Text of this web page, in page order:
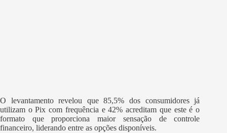
O levantamento revelou que 85,5% dos consumidores já
utilizam o Pix com frequência e 42% acreditam que este é o
formato que proporciona maior sensação de controle
financeiro, liderando entre as opções disponíveis.